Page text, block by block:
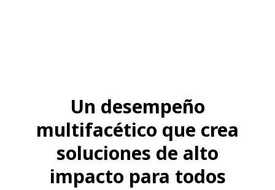
Un desempeño
multifacético que crea
soluciones de alto
impacto para todos